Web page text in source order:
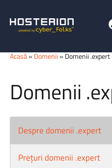
Acasă» Domenii » Domenii .expert
Domenii
Despre domenii .expert
Prețuri domenii .expert